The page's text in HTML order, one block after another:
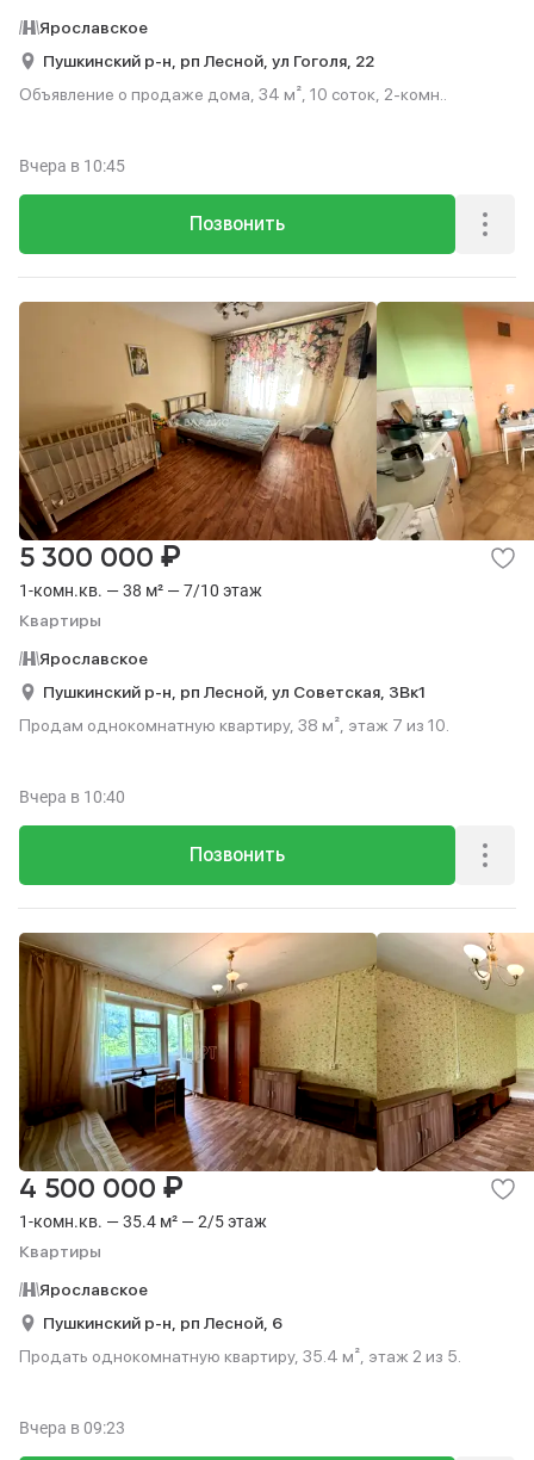
Ярославское
Пушкинский р-н, рп Лесной, ул Гоголя, 22
Объявление о продаже дома, 34 м², 10 соток, 2-комн..
Позвонить
Вчера в 10:45
1-комн.кв. — 38 м² — 7/10 этаж
Квартиры
5 300 000 ₽
Ярославское
Пушкинский р-н, рп Лесной, ул Советская, 3Вк1
Продам однокомнатную квартиру, 38 м², этаж 7 из 10.
Позвонить
Вчера в 10:40
1-комн.кв. — 35.4 м² — 2/5 этаж
Квартиры
4 500 000 ₽
Ярославское
Пушкинский р-н, рп Лесной, 6
Продать однокомнатную квартиру, 35.4 м², этаж 2 из 5.
Вчера в 09:23